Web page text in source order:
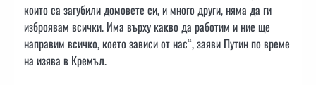
които са загубили домовете си, и много други, няма да ги
изброявам всички. Има върху какво да работим и ние ще
направим всичко, което зависи от нас“, заяви Путин по време
на изява в Кремъл.